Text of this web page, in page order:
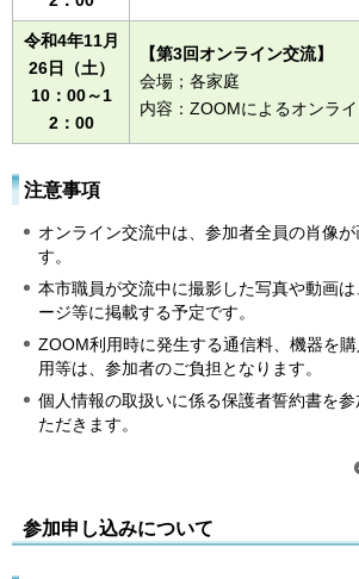
令和4年11月
26日（土）
10：00～1
2：00
【第3回オンライン交流】
会場；各家庭
内容：ZOOMによるオンラ
注意事項
オンライン交流中は、参加者全員の肖像
す。
本市職員が交流中に撮影した写真や動画
ージ等に掲載する予定です。
ZOOM利用時に発生する通信料、機器を
用等は、参加者のご負担となります。
個人情報の取扱いに係る保護者誓約書を
ただきます。
参加申し込みについて